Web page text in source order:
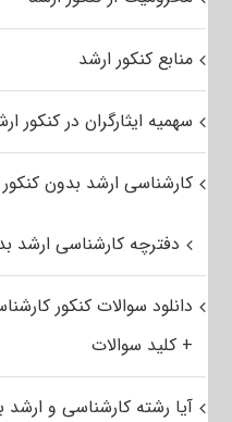
منابع کنکور ارشد
سهمیه ایثارگران در کنکور
کارشناسی ارشد بدون کنکور
دفترچه کارشناسی ارشد
دانلود سوالات کنکور
+ کلید سوالات
آیا رشته کارشناسی و ارشد